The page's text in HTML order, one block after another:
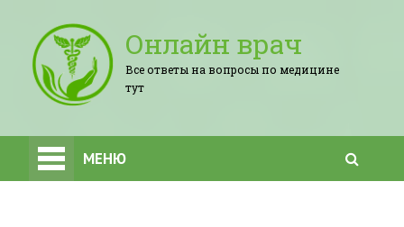
Онлайн врач
Все ответы на вопросы по медицине
тут
МЕНЮ